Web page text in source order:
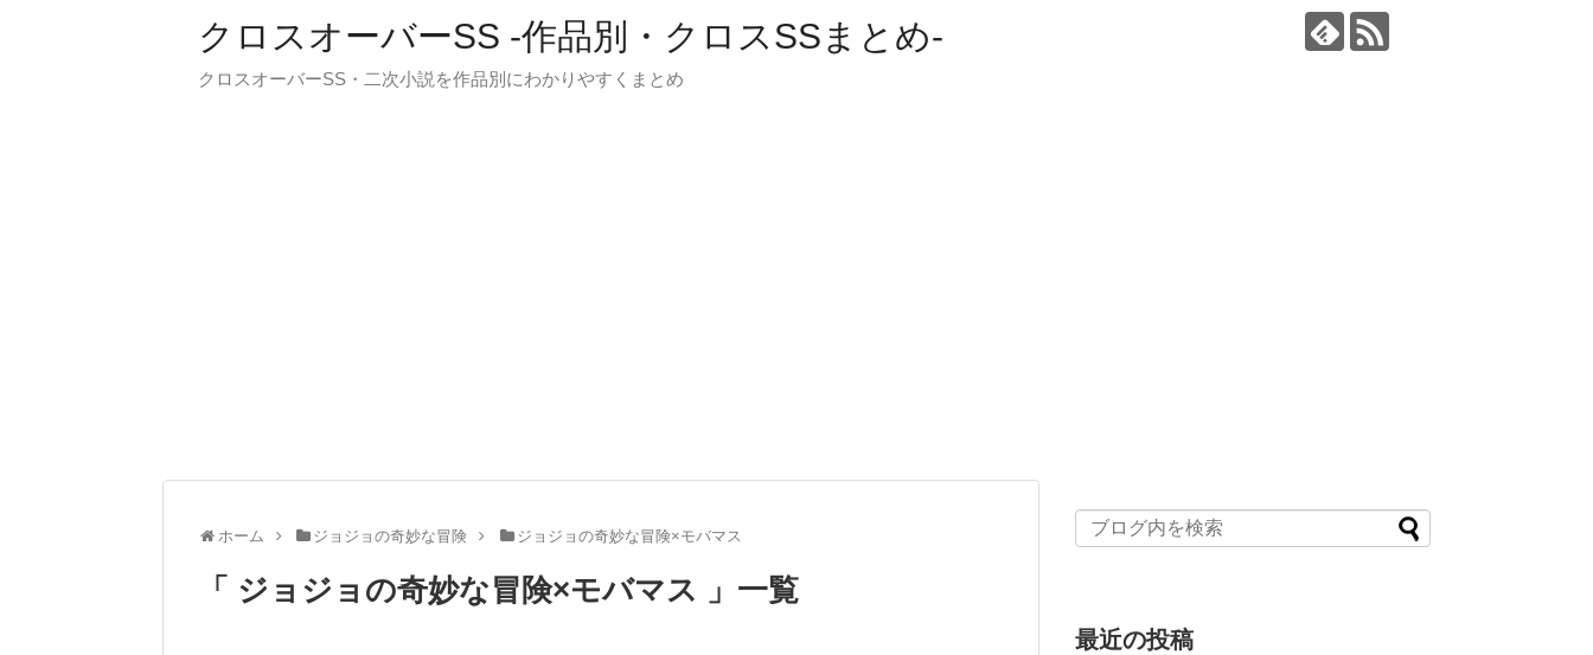
クロスオーバーSS -作品別・クロスSSまとめ-
クロスオーバーSS・二次小説を作品別にわかりやすくまとめ
ホーム ジョジョの奇妙な冒険 ジョジョの奇妙な冒険×モバマス
「 ジョジョの奇妙な冒険×モバマス 」一覧
最近の投稿